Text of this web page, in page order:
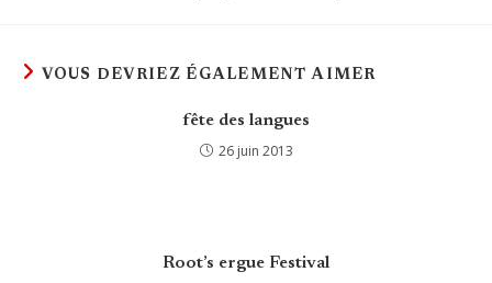
VOUS DEVRIEZ ÉGALEMENT AIMER
fête des langues
26 juin 2013
Root’s ergue Festival